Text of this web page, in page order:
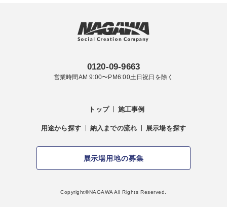
0120-09-9663
営業時間AM 9:00〜PM6:00土日祝日を除く
トップ 施工事例
用途から探す 納入までの流れ 展示場を探す
展示場用地の募集
Copyright©︎NAGAWA All Rights Reserved.